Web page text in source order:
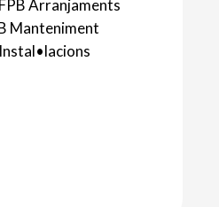
Arranjaments
Manteniment